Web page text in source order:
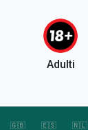
Adulti
🇬🇧 🇪🇸 🇳🇱